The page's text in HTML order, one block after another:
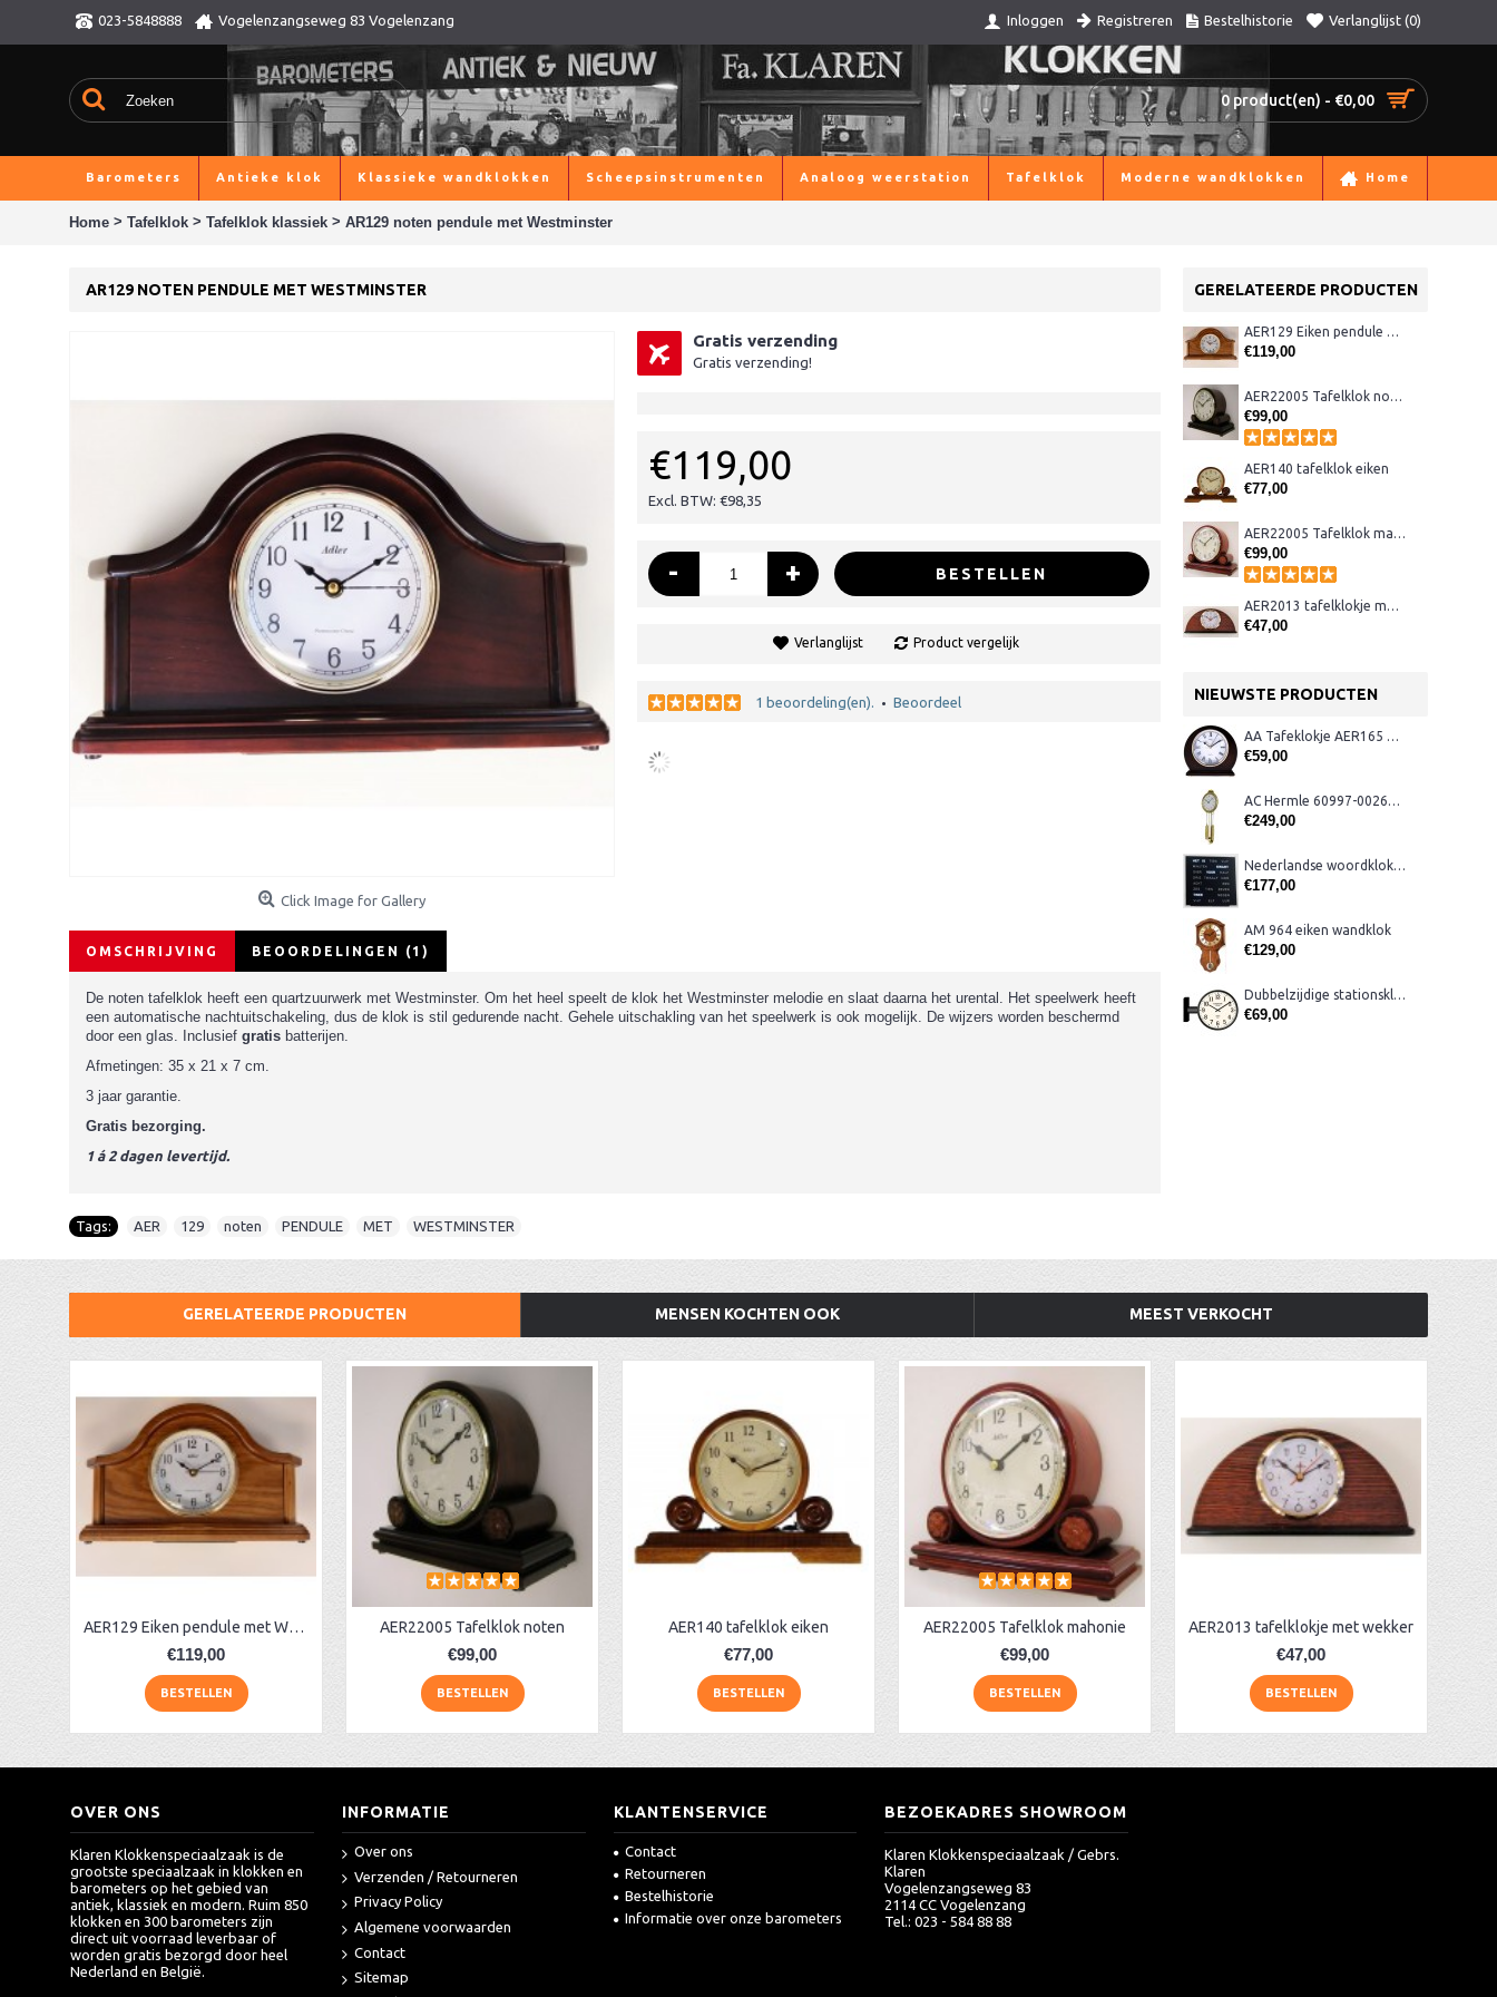
023-5848888 Vogelenzangseweg 83 Vogelenzang Inloggen Registreren Bestelhistorie Verlanglijst (0)
0 product(en) - €0,00
Barometers Antieke klok Klassieke wandklokken Scheepsinstrumenten Analoog weerstation Tafelklok Moderne wandklokken Home
Home > Tafelklok > Tafelklok klassiek > AR129 noten pendule met Westminster
GERELATEERDE PRODUCTEN
AER129 Eiken pendule met Westminster
€119,00
AER22005 Tafelklok noten
€99,00
AER140 tafelklok eiken
€77,00
AER22005 Tafelklok mahonie
€99,00
AER2013 tafelklokje met wekker
€47,00
NIEUWSTE PRODUCTEN
AA Tafeklokje AER165 noten
€59,00
AC Hermle 60997-00261 wandklok
€249,00
Nederlandse woordklok zwart AMS 1265
€177,00
AM 964 eiken wandklok
€129,00
Dubbelzijdige stationsklok metaal 1879
€69,00
AR129 NOTEN PENDULE MET WESTMINSTER
Click Image for Gallery
Gratis verzending
Gratis verzending!
€119,00
Excl. BTW: €98,35
- + BESTELLEN
Verlanglijst Product vergelijk
1 beoordeling(en). • Beoordeel
OMSCHRIJVING BEOORDELINGEN (1)
De noten tafelklok heeft een quartzuurwerk met Westminster. Om het heel speelt de klok het Westminster melodie en slaat daarna het urental. Het speelwerk heeft
een automatische nachtuitschakeling, dus de klok is stil gedurende nacht. Gehele uitschakling van het speelwerk is ook mogelijk. De wijzers worden beschermd
door een gIas. Inclusief gratis batterijen.
Afmetingen: 35 x 21 x 7 cm.
3 jaar garantie.
Gratis bezorging.
1 á 2 dagen levertijd.
Tags: AER 129 noten PENDULE MET WESTMINSTER
GERELATEERDE PRODUCTEN MENSEN KOCHTEN OOK MEEST VERKOCHT
AER129 Eiken pendule met Westminster
€119,00
BESTELLEN
AER22005 Tafelklok noten
€99,00
BESTELLEN
AER140 tafelklok eiken
€77,00
BESTELLEN
AER22005 Tafelklok mahonie
€99,00
BESTELLEN
AER2013 tafelklokje met wekker
€47,00
BESTELLEN
OVER ONS
Klaren Klokkenspeciaalzaak is de
grootste speciaalzaak in klokken en
barometers op het gebied van
antiek, klassiek en modern. Ruim 850
klokken en 300 barometers zijn
direct uit voorraad leverbaar of
worden gratis bezorgd door heel
Nederland en België.
INFORMATIE
Over ons
Verzenden / Retourneren
Privacy Policy
Algemene voorwaarden
Contact
Sitemap
KLANTENSERVICE
Contact
Retourneren
Bestelhistorie
Informatie over onze barometers
BEZOEKADRES SHOWROOM
Klaren Klokkenspeciaalzaak / Gebrs.
Klaren
Vogelenzangseweg 83
2114 CC Vogelenzang
Tel.: 023 - 584 88 88